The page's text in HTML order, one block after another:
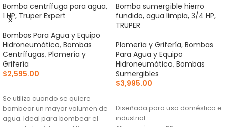
Bomba centrífuga para agua,
1 HP, Truper Expert
Bombas Para Agua y Equipo
Hidroneumático, Bombas
Centrífugas, Plomería y
Grifería
$2,595.00
Se utiliza cuando se quiere
bombear un mayor volumen de
agua. Ideal para bombear el
Bomba sumergible hierro
fundido, agua limpia, 3/4 HP,
TRUPER
Plomería y Grifería, Bombas
Para Agua y Equipo
Hidroneumático, Bombas
Sumergibles
$3,995.00
Diseñada para uso doméstico e
industrial